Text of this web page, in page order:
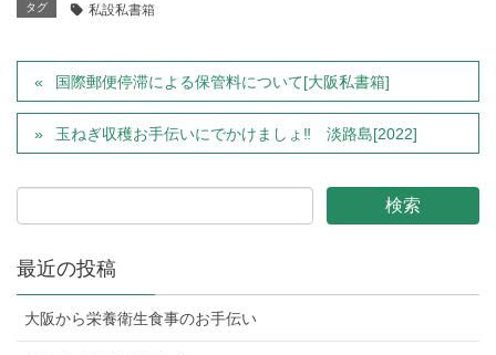
タグ 私設私書箱
国際郵便停滞による保管料について[大阪私書箱]
玉ねぎ収穫お手伝いにでかけましょ‼ 淡路島[2022]
最近の投稿
大阪から栄養衛生食事のお手伝い